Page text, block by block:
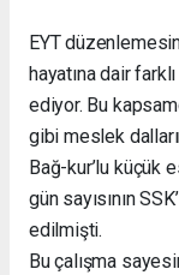
EYT
hayatına dair
ediyor. Bu
gibi meslek
Bağ-kur’lu küçük
gün sayısının
edilmişti.
Bu çalışma